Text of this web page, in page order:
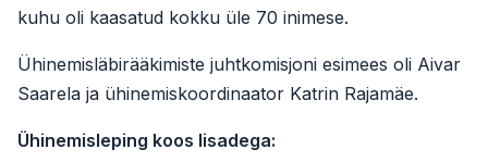
kuhu oli kaasatud kokku üle 70 inimese.
Ühinemisläbirääkimiste juhtkomisjoni esimees oli Aivar
Saarela ja ühinemiskoordinaator Katrin Rajamäe.
Ühinemisleping koos lisadega: